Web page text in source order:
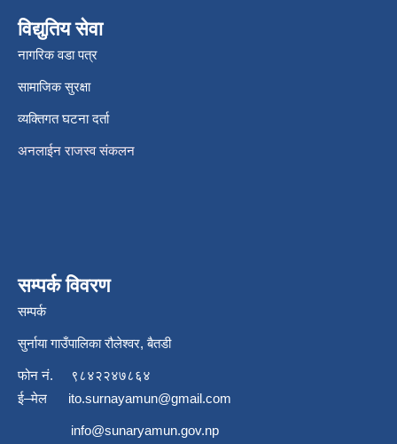
विद्युतिय सेवा
नागरिक वडा पत्र
सामाजिक सुरक्षा
व्यक्तिगत घटना दर्ता
अनलाईन राजस्व संकलन
सम्पर्क विवरण
सम्पर्क
सुर्नाया गाउँपालिका रौलेश्वर, बैतडी
फोन नं.
९८४२२४७८६४
ई–मेल ito.surnayamun@gmail.com
info@sunaryamun.gov.np